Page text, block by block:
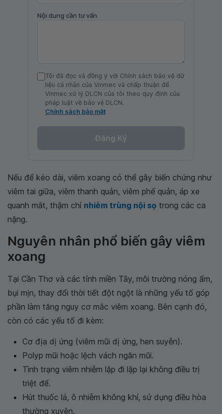
Nội dung cần tư vấn
Tôi đã đọc và đồng ý với Chính sách bảo vệ dữ
liệu cá nhân của Vinmec và chấp thuận để
Vinmec xử lý DLCN của tôi theo quy định của
pháp luật về bảo vệ DLCN.
Chính sách bảo mật
Đăng Ký
Nếu để kéo dài, viêm xoang có thể gây biến chứng như
viêm tai giữa, viêm thanh quản, viêm phế quản, áp xe
quanh mắt, thậm chí nhiễm trùng nội sọ trong các ca
nặng.
Nguyên nhân phổ biến gây viêm
xoang
Tại Cần Thơ và các tỉnh miền Tây, môi trường nóng ẩm,
bụi mịn, thay đổi thời tiết đột ngột là những yếu tố góp
phần làm tăng nguy cơ mắc viêm xoang. Bên cạnh đó,
còn có các yếu tố đi kèm:
Cơ địa dị ứng (viêm mũi dị ứng, hen suyễn).
Polyp mũi hoặc lệch vách ngăn mũi.
Tình trạng viêm nhiễm lặp đi lặp lại không điều trị
triệt để.
Hút thuốc lá, ô nhiễm không khí, sử dụng điều hòa
thường xuyên.